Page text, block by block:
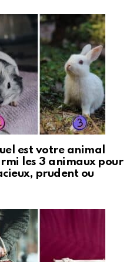
est votre animal
les 3 animaux pour
prudent ou